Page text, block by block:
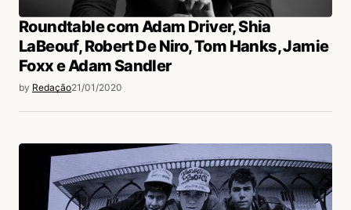
Roundtable com Adam Driver, Shia
LaBeouf, Robert De Niro, Tom Hanks, Jamie
Foxx e Adam Sandler
by Redação21/01/2020